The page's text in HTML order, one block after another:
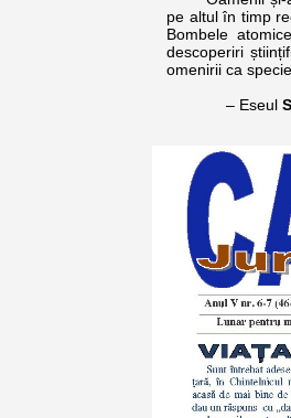
pe altul în timp
Bombele
descoperiri
omenirii ca
– Eseul